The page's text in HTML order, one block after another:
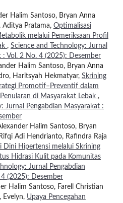
Halim Santoso, Bryan Anna
Aditya Pratama, Optimalisasi
melalui Pemeriksaan Profil
, Science and Technology: Jurnal
: Vol. 2 No. 4 (2025): Desember
Halim Santoso, Bryan Anna
Haritsyah Hekmatyar, Skrining
Promotif–Preventif dalam
di Masyarakat Lebak ,
Jurnal Pengabdian Masyarakat :
Halim Santoso, Bryan
Adi Hendrianto, Rafindra Raja
Dini Hipertensi melalui Skrining
Hidrasi Kulit pada Komunitas
Jurnal Pengabdian
(2025): Desember
Halim Santoso, Farell Christian
Evelyn, Upaya Pencegahan